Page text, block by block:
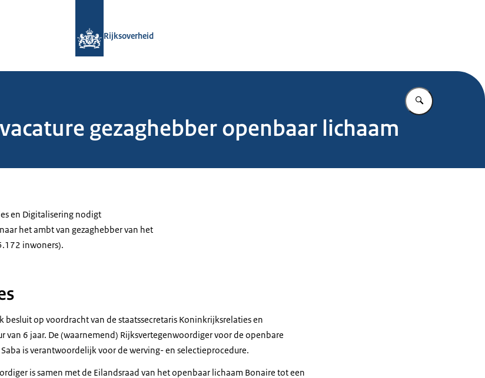
Rijksoverheid
Vul in wat u
gezaghebber openbaar lichaam
en Digitalisering nodigt
het ambt van gezaghebber van het
inwoners).
op voordracht van de staatssecretaris Koninkrijksrelaties en
van 6 jaar. De (waarnemend) Rijksvertegenwoordiger voor de openbare
is verantwoordelijk voor de werving- en selectieprocedure.
is samen met de Eilandsraad van het openbaar lichaam Bonaire tot een